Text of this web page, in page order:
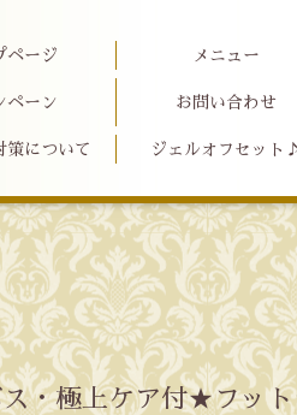
ページ メニュー
ペーン お問い合わせ
策について ジェルオフセット♪
ス・極上ケア付★フット